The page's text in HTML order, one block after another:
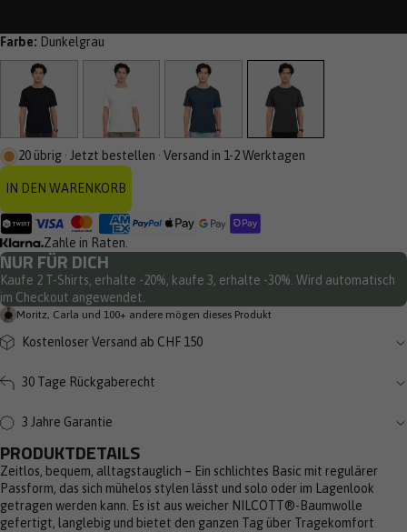
Farbe: Dunkelgrau
20 übrig · Jetzt bestellen · Versand in 1-2 Werktagen
IN DEN WARENKORB
Zahle in Raten.
NUR FÜR DICH
Kaufe 2 T-Shirts, erhalte -20%, kaufe 3, erhalte -30%. Wird automatisch
im Checkout angewendet.
Moritz, Carla und 100+ andere mögen dieses Produkt
Kostenloser Versand ab CHF 150
30 Tage Rückgaberecht
3 Jahre Garantie
PRODUKTDETAILS
Zeitlos, bequem, alltagstauglich – Ein schlichtes Basic mit regulärer
Passform, das sich mühelos stylen lässt und solo oder im Lagenlook
getragen werden kann. Es ist aus weicher NILCOTT®-Baumwolle
gefertigt, langlebig und bietet den ganzen Tag über Tragekomfort